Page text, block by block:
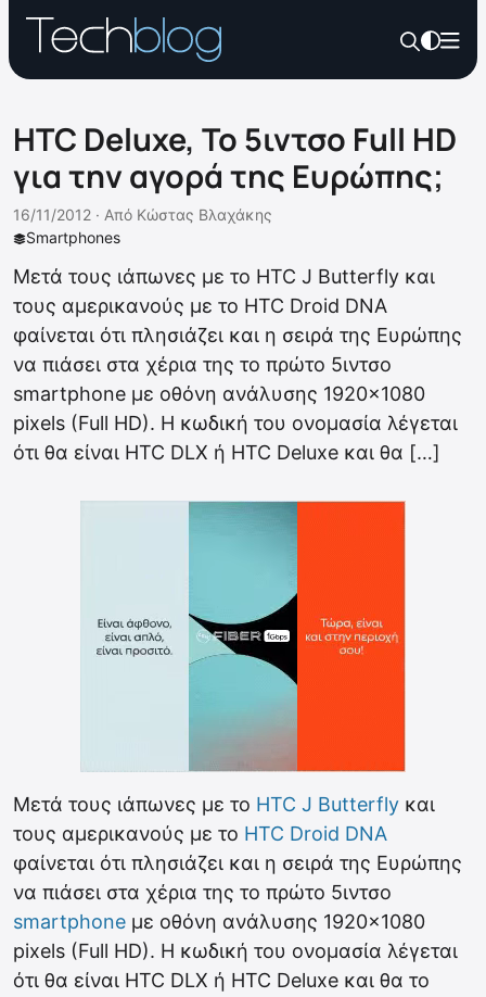
HTC Deluxe, Το 5ιντσο Full HD
για την αγορά της Ευρώπης;
Smartphones
16/11/2012 · Από Κώστας Βλαχάκης
Μετά τους ιάπωνες με το HTC J Butterfly και
τους αμερικανούς με το HTC Droid DNA
φαίνεται ότι πλησιάζει και η σειρά της Ευρώπης
να πιάσει στα χέρια της το πρώτο 5ιντσο
smartphone με οθόνη ανάλυσης 1920×1080
pixels (Full HD). Η κωδική του ονομασία λέγεται
ότι θα είναι HTC DLX ή HTC Deluxe και θα […]
Μετά τους ιάπωνες με το HTC J Butterfly και
τους αμερικανούς με το HTC Droid DNA
φαίνεται ότι πλησιάζει και η σειρά της Ευρώπης
να πιάσει στα χέρια της το πρώτο 5ιντσο
smartphone με οθόνη ανάλυσης 1920×1080
pixels (Full HD). Η κωδική του ονομασία λέγεται
ότι θα είναι HTC DLX ή HTC Deluxe και θα το